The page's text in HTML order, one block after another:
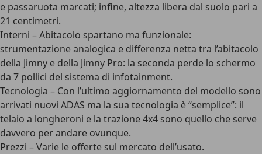
e passaruota marcati; infine, altezza libera dal suolo pari a
21 centimetri.
Interni – Abitacolo spartano ma funzionale:
strumentazione analogica e differenza netta tra l’abitacolo
della Jimny e della Jimny Pro: la seconda perde lo schermo
da 7 pollici del sistema di infotainment.
Tecnologia – Con l’ultimo aggiornamento del modello sono
arrivati nuovi ADAS ma la sua tecnologia è “semplice”: il
telaio a longheroni e la trazione 4x4 sono quello che serve
davvero per andare ovunque.
Prezzi – Varie le offerte sul mercato dell’usato.